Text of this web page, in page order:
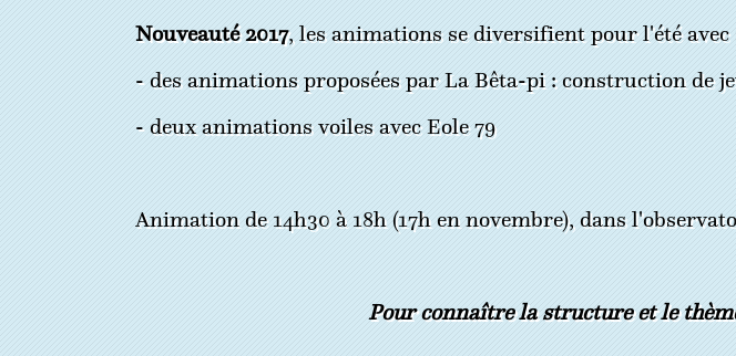
Nouveauté 2017, les animations se diversifient pour l'été avec
- des animations proposées par La Bêta-pi : construction de
- deux animations voiles avec Eole 79
Animation de 14h30 à 18h (17h en novembre), dans
Pour connaître la structure et le